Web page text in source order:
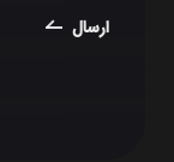
ارسال